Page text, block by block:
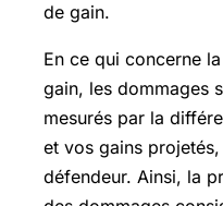
de gain.
En ce qui concerne
gain, les dommages
mesurés par la
et vos gains projetés,
défendeur. Ainsi, la